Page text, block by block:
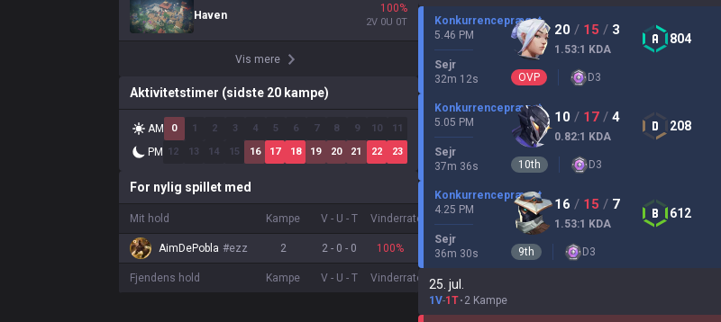
Haven
100%
2V 0U 0T
Vis mere
Aktivitetstimer (sidste 20 kampe)
AM 0 1 2 3 4 5 6 7 8 9 10 11
PM 12 13 14 15 16 17 18 19 20 21 22 23
For nylig spillet med
Mit hold Kampe V- U - T Vinderrate
AimDePobla #ezz 2 2- 0 - 0 100%
Fjendens hold Kampe V- U - T Vinderrate
Konkurrencepræget
5.46 PM
Sejr
32m 12s
20 / 15 / 3
1.53:1 KDA
804
OVP D3
Konkurrencepræget
5.05 PM
Sejr
37m 36s
10 / 17 / 4
0.82:1 KDA
208
10th D3
Konkurrencepræget
4.25 PM
Sejr
36m 30s
16 / 15 / 7
1.53:1 KDA
612
9th D3
25. jul.
1V-1T 2 Kampe